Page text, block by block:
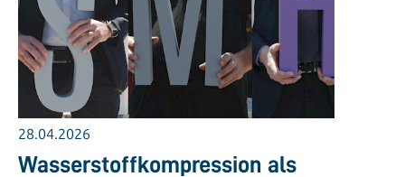
28.04.2026
Wasserstoffkompression als